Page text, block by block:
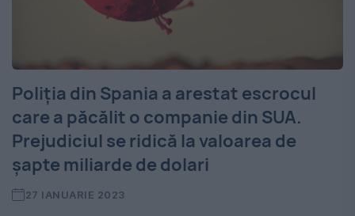
Poliția din Spania a arestat escrocul
care a păcălit o companie din SUA.
Prejudiciul se ridică la valoarea de
șapte miliarde de dolari
27 IANUARIE 2023